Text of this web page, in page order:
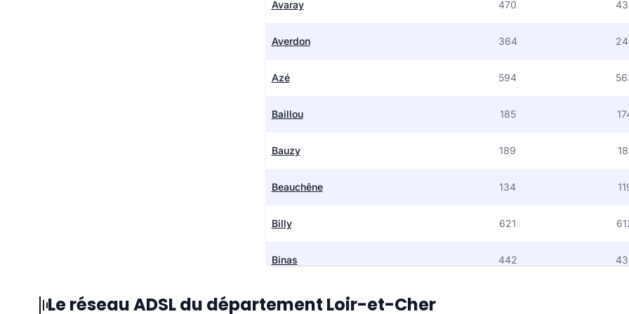
Avaray 470
Averdon 364
Azé 594
Baillou 185
Bauzy 189
Beauchêne 134
Billy 621
Binas 442
Le réseau ADSL du département Loir-et-Cher